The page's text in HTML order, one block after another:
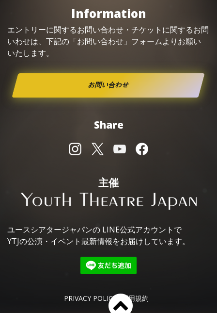
Information
エントリーに関するお問い合わせ・ チケット に関するお問
いわせは、下記の「お問い合わせ」フォームよりお願い
いたします。
お問い合わせ
Share
主催
ユースシアタージャパンの LINE公式アカウントで
YTJの公演・イベント最新情報をお届けしています。
PRIVACY POLICY 利用規約